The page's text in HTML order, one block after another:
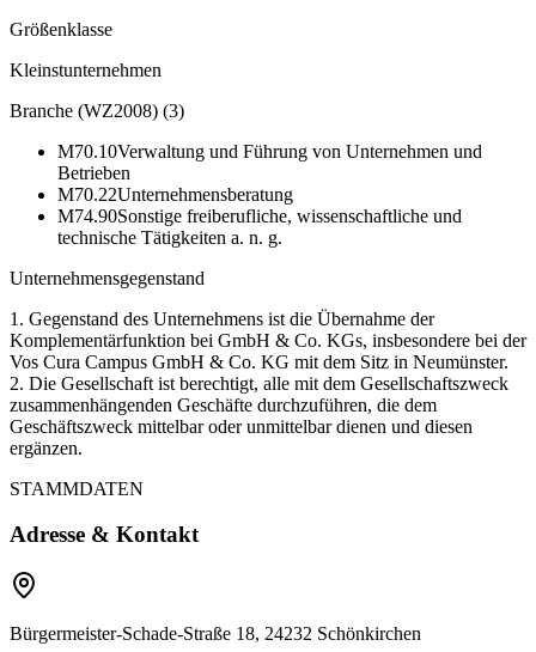
Größenklasse
Kleinstunternehmen
Branche (WZ2008) (3)
M70.10Verwaltung und Führung von Unternehmen und
Betrieben
M70.22Unternehmensberatung
M74.90Sonstige freiberufliche, wissenschaftliche und
technische Tätigkeiten a. n. g.
Unternehmensgegenstand
1. Gegenstand des Unternehmens ist die Übernahme der
Komplementärfunktion bei GmbH & Co. KGs, insbesondere bei der
Vos Cura Campus GmbH & Co. KG mit dem Sitz in Neumünster.
2. Die Gesellschaft ist berechtigt, alle mit dem Gesellschaftszweck
zusammenhängenden Geschäfte durchzuführen, die dem
Geschäftszweck mittelbar oder unmittelbar dienen und diesen
ergänzen.
STAMMDATEN
Adresse & Kontakt
Bürgermeister-Schade-Straße 18, 24232 Schönkirchen